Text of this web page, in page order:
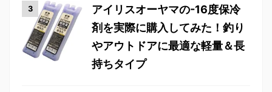
アイリスオーヤマの-16度保冷
剤を実際に購入してみた！釣り
やアウトドアに最適な軽量＆長
持ちタイプ